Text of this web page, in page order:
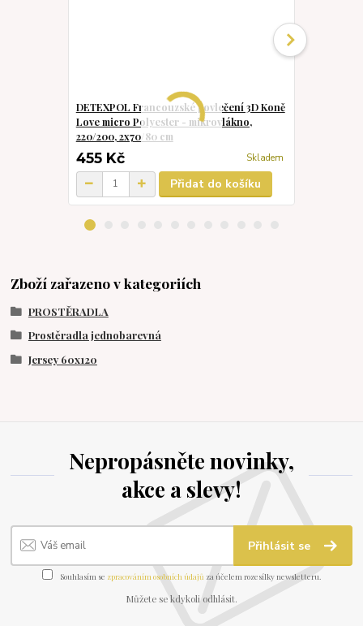
DETEXPOL Francouzské povlečení 3D Koně
Love micro Polyester - mikrovlákno,
220/200, 2x70/80 cm
455 Kč Skladem
Přidat do košíku
Zboží zařazeno v kategoriích
PROSTĚRADLA
Prostěradla jednobarevná
Jersey 60x120
Nepropásněte novinky,
akce a slevy!
Přihlásit se
Souhlasím se zpracováním osobních údajů za účelem rozesílky newsletteru.
Můžete se kdykoli odhlásit.